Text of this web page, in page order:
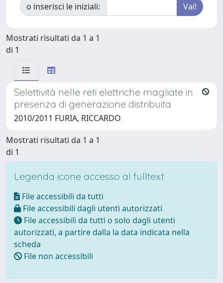
o inserisci le iniziali:
Mostrati risultati da 1 a 1
di 1
Selettività nelle reti elettriche magliate in
presenza di generazione distribuita
2010/2011 FURIA, RICCARDO
Mostrati risultati da 1 a 1
di 1
Legenda icone accesso al fulltext
File accessibili da tutti
File accessibili dagli utenti autorizzati
File accessibili da tutti o solo dagli utenti
autorizzati, a partire dalla la data indicata nella
scheda
File non accessibili